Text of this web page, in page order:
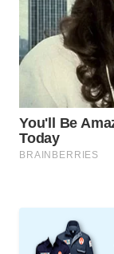
FORJASIDA
TAMBANG
NEWS
SITUNGIR
NEWS
NEWS